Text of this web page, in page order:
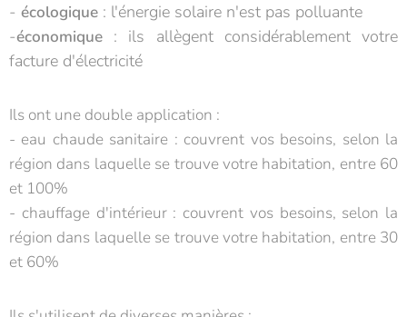
- écologique : l'énergie solaire n'est pas polluante
-économique : ils allègent considérablement votre
facture d'électricité
Ils ont une double application :
- eau chaude sanitaire : couvrent vos besoins, selon la
région dans laquelle se trouve votre habitation, entre 60
et 100%
- chauffage d'intérieur : couvrent vos besoins, selon la
région dans laquelle se trouve votre habitation, entre 30
et 60%